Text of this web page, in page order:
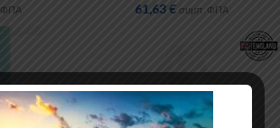
ΦΠΑ
61,63€ συμπ. ΦΠΑ